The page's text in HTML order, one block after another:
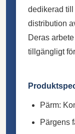
dedikerad
distribution
Deras
tillgängligt
Pärm:
Pärgens